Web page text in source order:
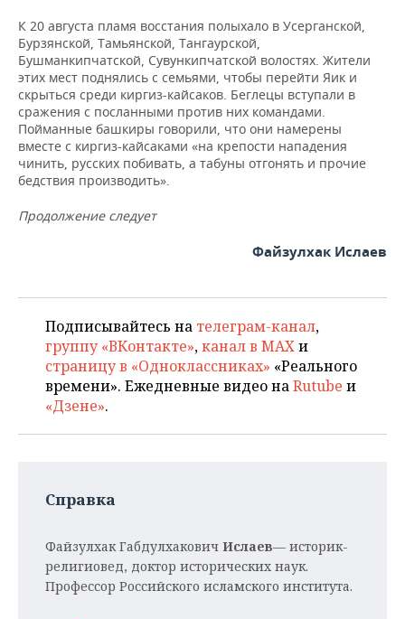
К 20 августа пламя восстания полыхало в Усерганской,
Бурзянской, Тамьянской, Тангаурской,
Бушманкипчатской, Сувункипчатской волостях. Жители
этих мест поднялись с семьями, чтобы перейти Яик и
скрыться среди киргиз-кайсаков. Беглецы вступали в
сражения с посланными против них командами.
Пойманные башкиры говорили, что они намерены
вместе с киргиз-кайсаками «на крепости нападения
чинить, русских побивать, а табуны отгонять и прочие
бедствия производить».
Продолжение следует
Файзулхак Ислаев
Подписывайтесь на телеграм-канал,
группу «ВКонтакте»,канал в MAXи
страницу в «Одноклассниках» «Реального
времени». Ежедневные видео наRutube и
«Дзене».
Справка
Файзулхак Габдулхакович Ислаев— историк-
религиовед, доктор исторических наук.
Профессор Российского исламского института.